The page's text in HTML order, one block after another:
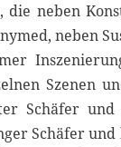
neben
neben
Schäfer
Schäfer